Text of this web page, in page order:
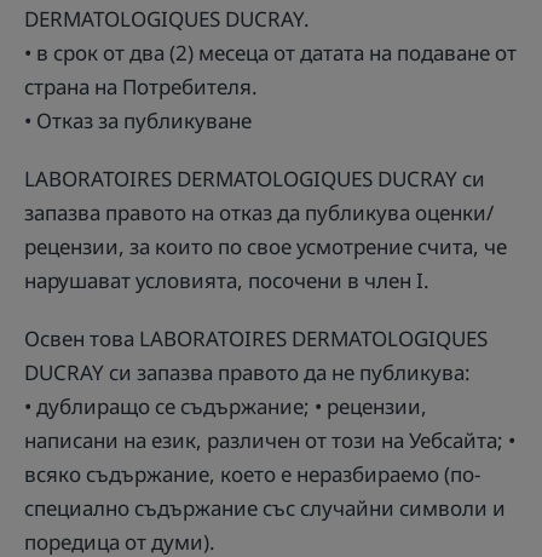
DERMATOLOGIQUES DUCRAY.
• в срок от два (2) месеца от датата на подаване от
страна на Потребителя.
• Отказ за публикуване
LABORATOIRES DERMATOLOGIQUES DUCRAY си
запазва правото на отказ да публикува оценки/
рецензии, за които по свое усмотрение счита, че
нарушават условията, посочени в член I.
Освен това LABORATOIRES DERMATOLOGIQUES
DUCRAY си запазва правото да не публикува:
• дублиращо се съдържание; • рецензии,
написани на език, различен от този на Уебсайта; •
всяко съдържание, което е неразбираемо (по-
специално съдържание със случайни символи и
поредица от думи).